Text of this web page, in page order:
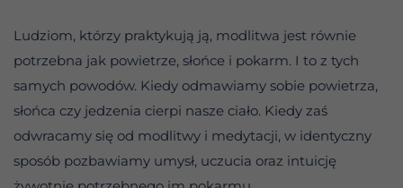
Ludziom, którzy praktykują ją, modlitwa jest równie
potrzebna jak powietrze, słońce i pokarm. I to z tych
samych powodów. Kiedy odmawiamy sobie powietrza,
słońca czy jedzenia cierpi nasze ciało. Kiedy zaś
odwracamy się od modlitwy i medytacji, w identyczny
sposób pozbawiamy umysł, uczucia oraz intuicję